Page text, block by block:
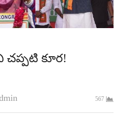
చ‌ప్ప‌టి కూర‌!
567